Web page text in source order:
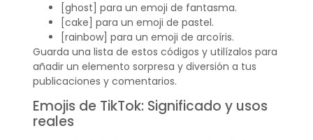
[ghost] para un emoji de fantasma.
[cake] para un emoji de pastel.
[rainbow] para un emoji de arcoíris.
Guarda una lista de estos códigos y utilízalos para
añadir un elemento sorpresa y diversión a tus
publicaciones y comentarios.
Emojis de TikTok: Significado y usos
reales